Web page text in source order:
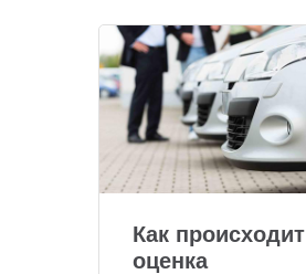
Как происходит
оценка